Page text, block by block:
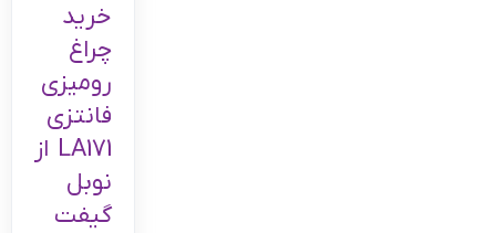
خرید
چراغ
رومیزی
فانتزی
LA171 از
نوبل
گیفت